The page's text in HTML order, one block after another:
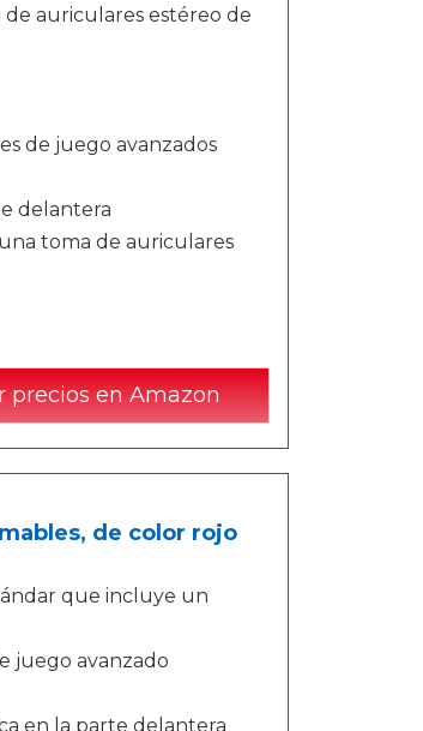
auriculares estéreo de
de juego avanzados
delantera
toma de auriculares
precios en Amazon
de color rojo
que incluye un
juego avanzado
en la parte delantera